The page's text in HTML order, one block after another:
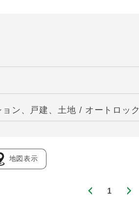
ン、戸建、土地 / オートロック
地図表示
1